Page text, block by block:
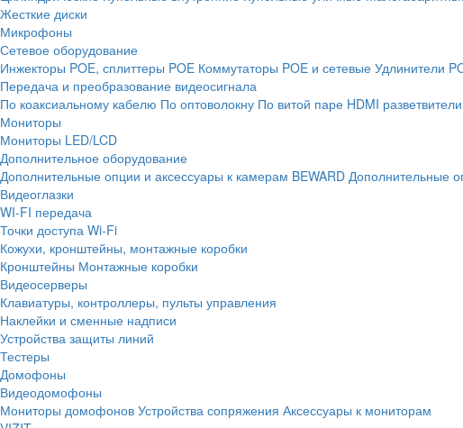
Жесткие диски
Микрофоны
Сетевое оборудование
Инжекторы POE, сплиттеры POE Коммутаторы POE и сетевые Удлинители
Передача и преобразование видеосигнала
По коаксиальному кабелю По оптоволокну По витой паре HDMI
Мониторы
Мониторы LED/LCD
Дополнительное оборудование
Дополнительные опции и аксессуары к камерам BEWARD Дополнительные
Видеоглазки
WI-FI передача
Точки доступа Wi-Fi
Кожухи, кронштейны, монтажные коробки
Кронштейны Монтажные коробки
Видеосерверы
Клавиатуры, контроллеры, пульты управления
Наклейки и сменные надписи
Устройства защиты линий
Тестеры
Домофоны
Видеодомофоны
Мониторы домофонов Устройства сопряжения Аксессуары к мониторам